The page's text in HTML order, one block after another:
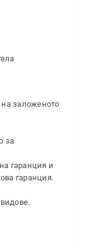
на заложеното
за
гаранция и
гаранция.